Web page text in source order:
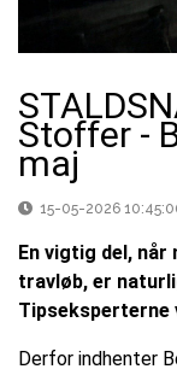
Stoffer -
maj
15-05-2026
En vigtig del,
travløb, er
Tipseksperterne
Derfor indhenter